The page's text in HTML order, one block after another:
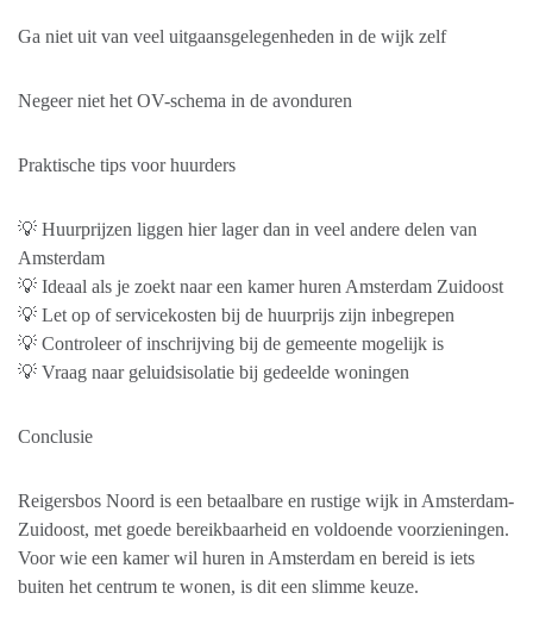
Ga niet uit van veel uitgaansgelegenheden in de wijk zelf
Negeer niet het OV-schema in de avonduren
Praktische tips voor huurders
💡 Huurprijzen liggen hier lager dan in veel andere delen van
Amsterdam
💡 Ideaal als je zoekt naar een kamer huren Amsterdam Zuidoost
💡 Let op of servicekosten bij de huurprijs zijn inbegrepen
💡 Controleer of inschrijving bij de gemeente mogelijk is
💡 Vraag naar geluidsisolatie bij gedeelde woningen
Conclusie
Reigersbos Noord is een betaalbare en rustige wijk in Amsterdam-
Zuidoost, met goede bereikbaarheid en voldoende voorzieningen.
Voor wie een kamer wil huren in Amsterdam en bereid is iets
buiten het centrum te wonen, is dit een slimme keuze.